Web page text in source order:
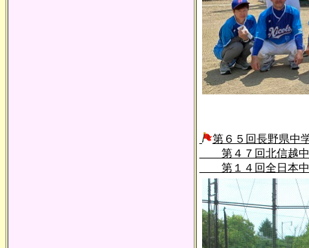
第６５回長野県中
第４７回北信越中
第１４回全日本中